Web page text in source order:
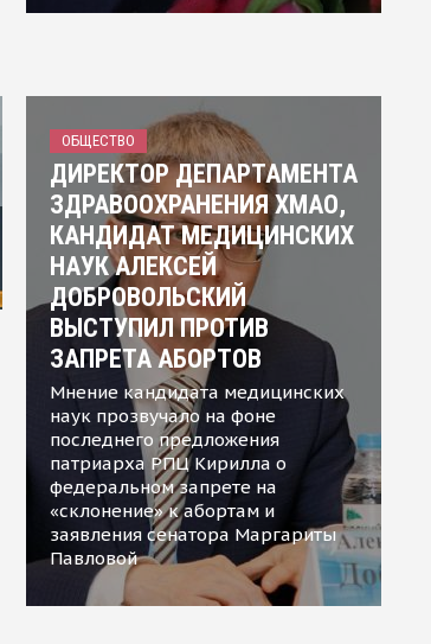
ОБЩЕСТВО
ДИРЕКТОР ДЕПАРТАМЕНТА
ЗДРАВООХРАНЕНИЯ ХМАО,
КАНДИДАТ МЕДИЦИНСКИХ
НАУК АЛЕКСЕЙ
ДОБРОВОЛЬСКИЙ
ВЫСТУПИЛ ПРОТИВ
ЗАПРЕТА АБОРТОВ
Мнение кандидата медицинских
наук прозвучало на фоне
последнего предложения
патриарха РПЦ Кирилла о
федеральном запрете на
«склонение» к абортам и
заявления сенатора Маргариты
Павловой